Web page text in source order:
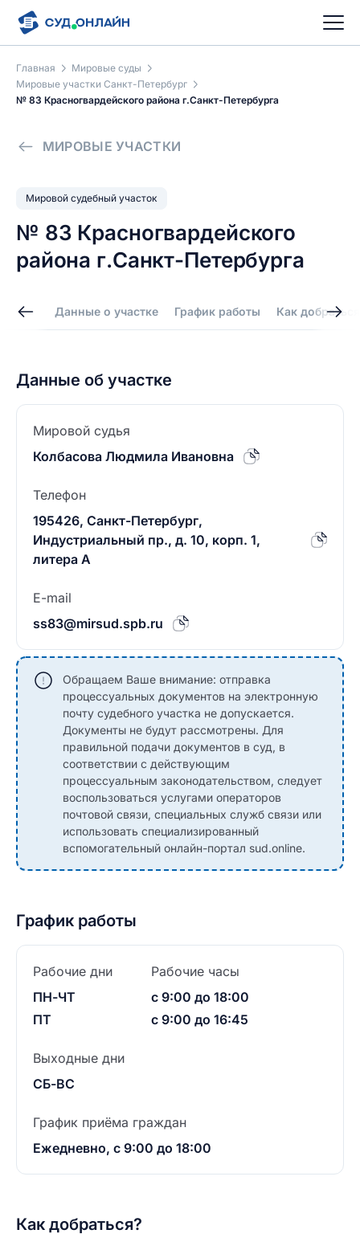
Главная
Мировые суды
Мировые участки Санкт-Петербург
№ 83 Красногвардейского района г.Санкт-Петербурга
МИРОВЫЕ УЧАСТКИ
Мировой судебный участок
№ 83 Красногвардейского
района г.Санкт-Петербурга
Данные о участке График работы Как добраться
Данные об участке
Мировой судья
Колбасова Людмила Ивановна
Телефон
195426, Санкт-Петербург,
Индустриальный пр., д. 10, корп. 1,
литера А
E-mail
ss83@mirsud.spb.ru
Обращаем Ваше внимание: отправка
процессуальных документов на электронную
почту судебного участка не допускается.
Документы не будут рассмотрены. Для
правильной подачи документов в суд, в
соответствии с действующим
процессуальным законодательством, следует
воспользоваться услугами операторов
почтовой связи, специальных служб связи или
использовать специализированный
вспомогательный онлайн-портал sud.online.
График работы
Рабочие дни
ПН-ЧТ
ПТ
Рабочие часы
с 9:00 до 18:00
с 9:00 до 16:45
Выходные дни
СБ-ВС
График приёма граждан
Ежедневно, с 9:00 до 18:00
Как добраться?